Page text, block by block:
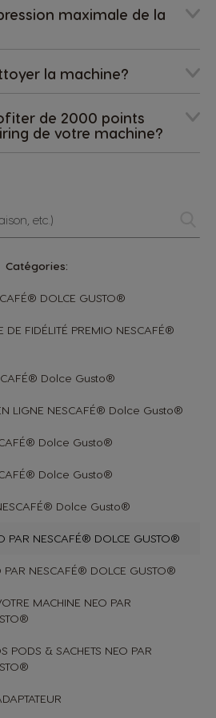
maximale de la
la machine?
de 2000 points
de votre machine?
Catégories:
DOLCE GUSTO®
DE FIDÉLITÉ PREMIO NESCAFÉ®
Dolce Gusto®
LIGNE NESCAFÉ® Dolce Gusto®
Dolce Gusto®
Dolce Gusto®
Dolce Gusto®
PAR NESCAFÉ® DOLCE GUSTO®
PAR NESCAFÉ® DOLCE GUSTO®
MACHINE NEO PAR
PODS & SACHETS NEO PAR